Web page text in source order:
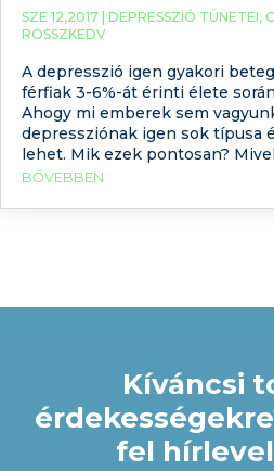
SZE 12,2017 | DEPRESSZIÓ TÜNETEI,
ROSSZKEDV
A depresszió igen gyakori
férfiak 3-6%-át érinti élete
Ahogy mi emberek sem
depressziónak igen sok típusa
lehet. Mik ezek pontosan? Mivel javítható a
hangulatunk természetes
BŐVEBBEN
Kíváncsi
fel